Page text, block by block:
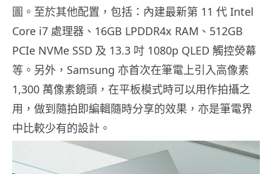
圖。至於其他配置，包括：內建最新第 11 代 Intel
Core i7 處理器、16GB LPDDR4x RAM、512GB
PCIe NVMe SSD 及 13.3 吋 1080p QLED 觸控熒幕
等。另外，Samsung 亦首次在筆電上引入高像素
1,300 萬像素鏡頭，在平板模式時可以用作拍攝之
用，做到隨拍即編輯隨時分享的效果，亦是筆電界
中比較少有的設計。